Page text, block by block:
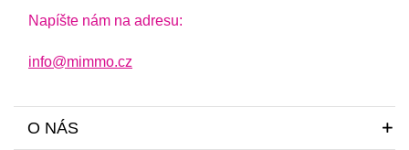
Napíšte nám na adresu:
info@mimmo.cz
O NÁS